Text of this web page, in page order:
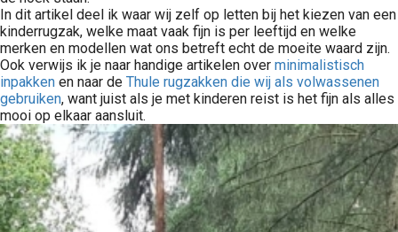
In dit artikel deel ik waar wij zelf op letten bij het kiezen van een
kinderrugzak, welke maat vaak fijn is per leeftijd en welke
merken en modellen wat ons betreft echt de moeite waard zijn.
Ook verwijs ik je naar handige artikelen over minimalistisch
inpakken en naar de Thule rugzakken die wij als volwassenen
gebruiken, want juist als je met kinderen reist is het fijn als alles
mooi op elkaar aansluit.